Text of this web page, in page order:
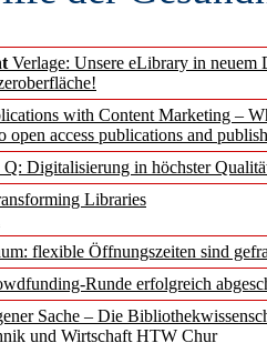
Verlage: Unsere eLibrary in neuem
with Content Marketing –
open access publications and
Q: Digitalisierung in höchster
Libraries
flexible Öffnungszeiten sind
Runde erfolgreich
Sache – Die
und Wirtschaft HTW Chur
erscheinen